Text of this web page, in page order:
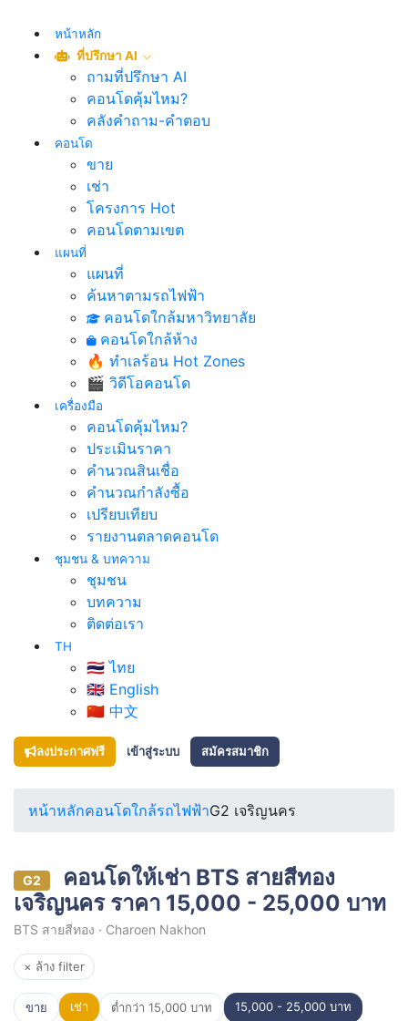
หน้าหลัก
ที่ปรึกษา AI
ถามที่ปรึกษา AI
คอนโดคุ้มไหม?
คลังคำถาม-คำตอบ
คอนโด
ขาย
เช่า
โครงการ Hot
คอนโดตามเขต
แผนที่
แผนที่
ค้นหาตามรถไฟฟ้า
คอนโดใกล้มหาวิทยาลัย
คอนโดใกล้ห้าง
🔥 ทำเลร้อน Hot Zones
🎬 วิดีโอคอนโด
เครื่องมือ
คอนโดคุ้มไหม?
ประเมินราคา
คำนวณสินเชื่อ
คำนวณกำลังซื้อ
เปรียบเทียบ
รายงานตลาดคอนโด
ชุมชน & บทความ
ชุมชน
บทความ
ติดต่อเรา
TH
🇹🇭 ไทย
🇬🇧 English
🇨🇳 中文
ลงประกาศฟรี เข้าสู่ระบบ สมัครสมาชิก
หน้าหลักคอนโดใกล้รถไฟฟ้าG2 เจริญนคร
G2
คอนโดให้เช่า BTS สายสีทอง
เจริญนคร ราคา 15,000 - 25,000 บาท
BTS สายสีทอง · Charoen Nakhon
× ล้าง filter
ขาย เช่า ต่ำกว่า 15,000 บาท 15,000 - 25,000 บาท